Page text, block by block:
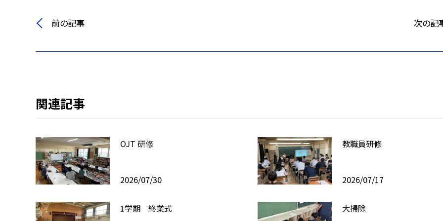
前の記事 次の記
関連記事
OJT 研修
2026/07/30
教職員研修
2026/07/17
1学期 終業式 大掃除